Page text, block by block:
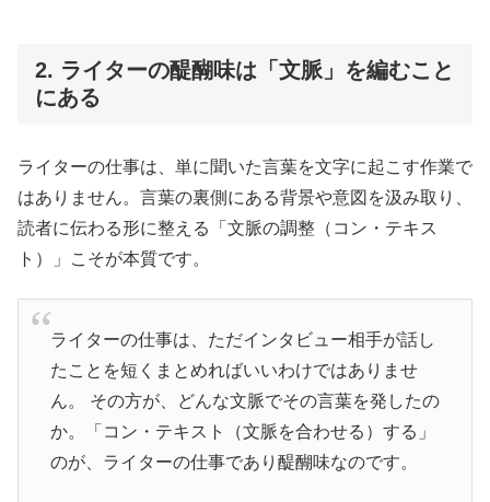
2. ライターの醍醐味は「文脈」を編むこと
にある
ライターの仕事は、単に聞いた言葉を文字に起こす作業で
はありません。言葉の裏側にある背景や意図を汲み取り、
読者に伝わる形に整える「文脈の調整（コン・テキス
ト）」こそが本質です。
ライターの仕事は、ただインタビュー相手が話し
たことを短くまとめればいいわけではありませ
ん。 その方が、どんな文脈でその言葉を発したの
か。「コン・テキスト（文脈を合わせる）する」
のが、ライターの仕事であり醍醐味なのです。